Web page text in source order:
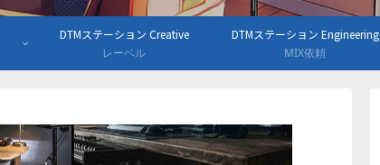
DTMステーション Creative
レーベル
DTMステーション Engineering
MIX依頼